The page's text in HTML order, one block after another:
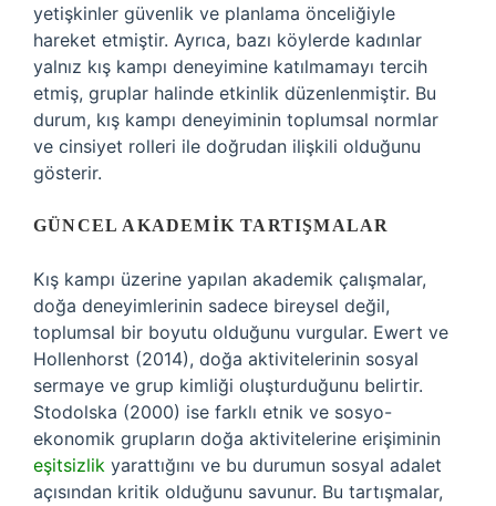
yetişkinler güvenlik ve planlama önceliğiyle
hareket etmiştir. Ayrıca, bazı köylerde kadınlar
yalnız kış kampı deneyimine katılmamayı tercih
etmiş, gruplar halinde etkinlik düzenlenmiştir. Bu
durum, kış kampı deneyiminin toplumsal normlar
ve cinsiyet rolleri ile doğrudan ilişkili olduğunu
gösterir.
GÜNCEL AKADEMIK TARTIŞMALAR
Kış kampı üzerine yapılan akademik çalışmalar,
doğa deneyimlerinin sadece bireysel değil,
toplumsal bir boyutu olduğunu vurgular. Ewert ve
Hollenhorst (2014), doğa aktivitelerinin sosyal
sermaye ve grup kimliği oluşturduğunu belirtir.
Stodolska (2000) ise farklı etnik ve sosyo-
ekonomik grupların doğa aktivitelerine erişiminin
eşitsizlik yarattığını ve bu durumun sosyal adalet
açısından kritik olduğunu savunur. Bu tartışmalar,